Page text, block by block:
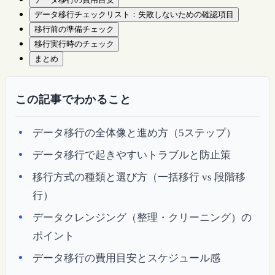
データ移行チェックリスト：失敗しないための確認項目
移行前の準備チェック
移行実行時のチェック
まとめ
この記事でわかること
データ移行の全体像と進め方（5ステップ）
データ移行で起きやすいトラブルと防止策
移行方式の種類と選び方（一括移行 vs 段階移
行）
データクレンジング（整理・クリーニング）の
ポイント
データ移行の費用目安とスケジュール感